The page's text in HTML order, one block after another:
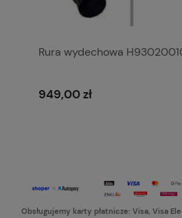
Rura wydechowa
949,00 zł
Obsługujemy karty płatnicze: Visa, Visa